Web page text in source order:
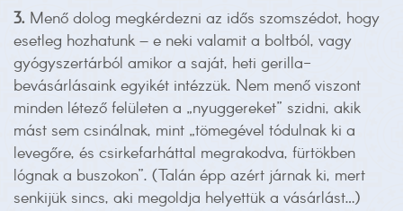
3. Menő dolog megkérdezni az idős szomszédot, hogy
esetleg hozhatunk – e neki valamit a boltból, vagy
gyógyszertárból amikor a saját, heti gerilla-
bevásárlásaink egyikét intézzük. Nem menő viszont
minden létező felületen a „nyuggereket” szidni, akik
mást sem csinálnak, mint „tömegével tódulnak ki a
levegőre, és csirkefarháttal megrakodva, fürtökben
lógnak a buszokon”. (Talán épp azért járnak ki, mert
senkijük sincs, aki megoldja helyettük a vásárlást…)